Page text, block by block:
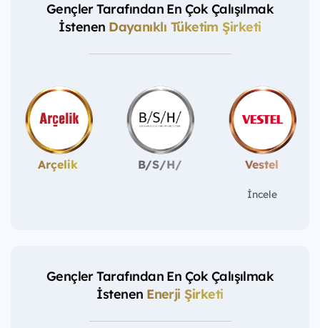
Gençler Tarafından En Çok Çalışılmak
İstenen Dayanıklı Tüketim Şirketi
Arçelik B/S/H/ Vestel
İncele
Gençler Tarafından En Çok Çalışılmak
İstenen Enerji Şirketi